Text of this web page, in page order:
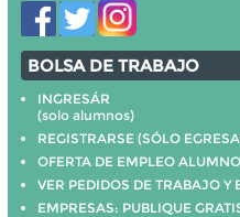
BOLSA DE TRABAJO
INGRESÁR
(solo alumnos)
REGISTRARSE (SÓLO
OFERTA DE EMPLEO
VER PEDIDOS DE TRABAJO Y
EMPRESAS: PUBLIQUE